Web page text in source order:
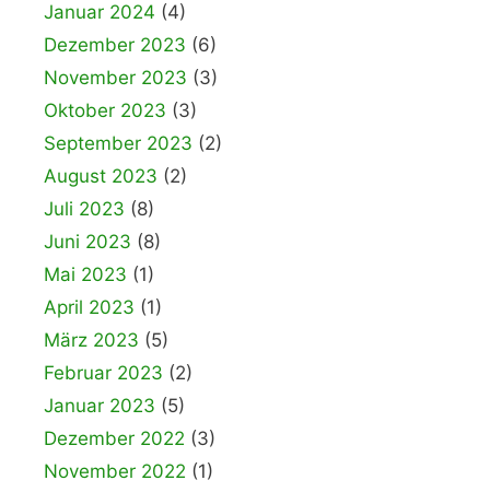
Januar 2024 (4)
Dezember 2023 (6)
November 2023 (3)
Oktober 2023 (3)
September 2023 (2)
August 2023 (2)
Juli 2023 (8)
Juni 2023 (8)
Mai 2023 (1)
April 2023 (1)
März 2023 (5)
Februar 2023 (2)
Januar 2023 (5)
Dezember 2022 (3)
November 2022 (1)